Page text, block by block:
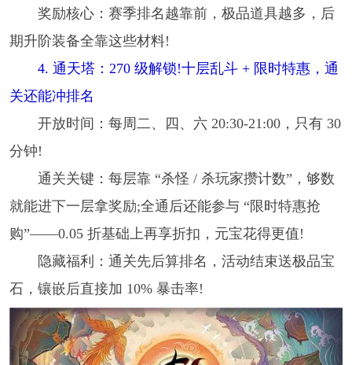
奖励核心：赛季排名越靠前，极品道具越多，后
期升阶装备全靠这些材料!
4. 通天塔：270 级解锁!十层乱斗 + 限时特惠，通
关还能冲排名
开放时间：每周二、四、六 20:30-21:00，只有 30
分钟!
通关关键：每层靠 “杀怪 / 杀玩家攒计数”，够数
就能进下一层拿奖励;全通后还能参与 “限时特惠抢
购”——0.05 折基础上再享折扣，元宝花得更值!
隐藏福利：通关先后算排名，活动结束送极品宝
石，镶嵌后直接加 10% 暴击率!